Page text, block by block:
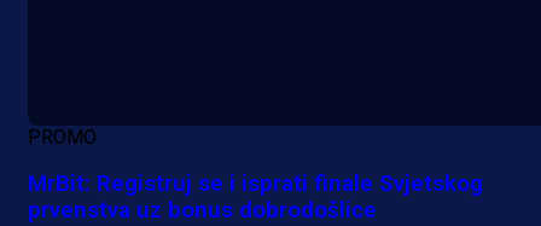
PROMO
MrBit: Registruj se i isprati finale Svjetskog
prvenstva uz bonus dobrodošlice